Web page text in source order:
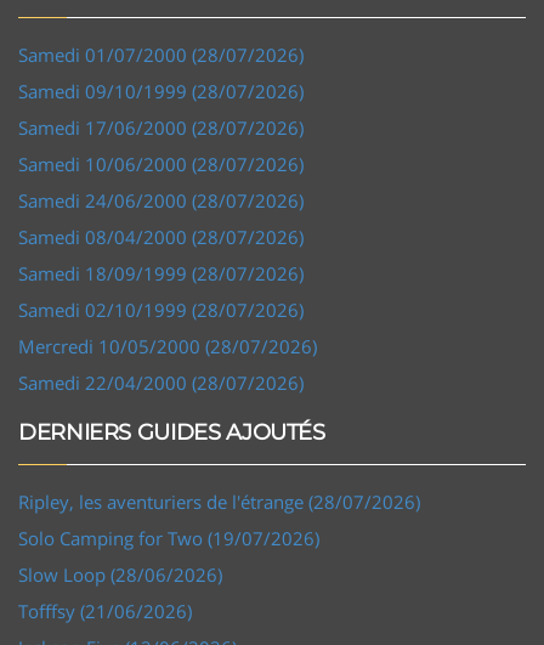
Samedi 01/07/2000 (28/07/2026)
Samedi 09/10/1999 (28/07/2026)
Samedi 17/06/2000 (28/07/2026)
Samedi 10/06/2000 (28/07/2026)
Samedi 24/06/2000 (28/07/2026)
Samedi 08/04/2000 (28/07/2026)
Samedi 18/09/1999 (28/07/2026)
Samedi 02/10/1999 (28/07/2026)
Mercredi 10/05/2000 (28/07/2026)
Samedi 22/04/2000 (28/07/2026)
DERNIERS GUIDES AJOUTÉS
Ripley, les aventuriers de l'étrange (28/07/2026)
Solo Camping for Two (19/07/2026)
Slow Loop (28/06/2026)
Tofffsy (21/06/2026)